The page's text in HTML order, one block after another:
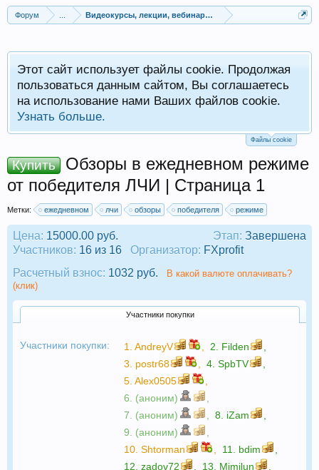
Форум Видеокурсы, лекции, вебинары, учебный материал
Этот сайт использует файлы cookie. Продолжая
пользоваться данным сайтом, Вы соглашаетесь
на использование нами Ваших файлов cookie.
Узнать больше.
Файлы cookie
Купить
Обзоры в ежедневном режиме
от победителя ЛЧИ | Страница 1
Метки: ежедневном лчи обзоры победителя режиме
Этап: Завершена
Цена: 15000.00 руб.
Участников: 16 из 16 Организатор: FXprofit
Расчетный взнос: 1032 руб.
В какой валюте оплачивать?
(клик)
Участники покупки
Участники покупки: 1. AndreyV 2. Filden
3. postr68 4. SpbTV
5. Alex0505
6. (аноним)
7. (аноним)
8. iZam
9. (аноним)
10. Shtorman 11. bdim
12. zadov72 13. Mimilun